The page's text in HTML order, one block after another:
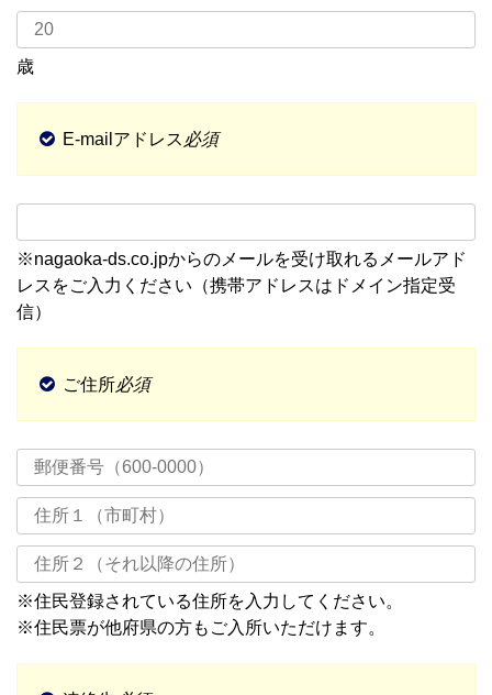
歳
E-mailアドレス 必須
※nagaoka-ds.co.jpからのメールを受け取れるメールアド
レスをご入力ください（携帯アドレスはドメイン指定受
信）
ご住所必須
※住民登録されている住所を入力してください。
※住民票が他府県の方もご入所いただけます。